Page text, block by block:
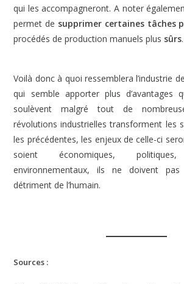
qui les accompagneront. A noter
permet de supprimer certaines tâches
procédés de production manuels plus sûrs.
Voilà donc à quoi ressemblera l’industrie
qui semble apporter plus d’avantages
soulèvent malgré tout de
révolutions industrielles transforment les
les précédentes, les enjeux de celle-ci
soient économiques,
environnementaux, ils ne doivent
détriment de l’humain.
Sources :